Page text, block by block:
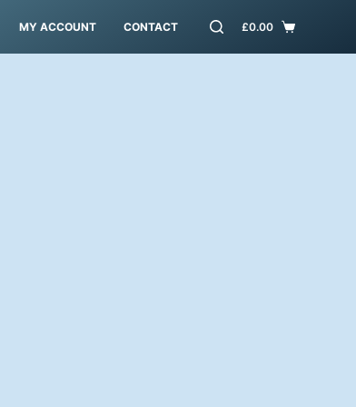
MY ACCOUNT CONTACT £0.00